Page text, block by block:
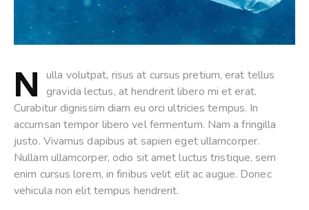
N ulla volutpat, risus at cursus pretium, erat tellus
gravida lectus, at hendrerit libero mi et erat.
Curabitur dignissim diam eu orci ultricies tempus. In
accumsan tempor libero vel fermentum. Nam a fringilla
justo. Vivamus dapibus at sapien eget ullamcorper.
Nullam ullamcorper, odio sit amet luctus tristique, sem
enim cursus lorem, in finibus velit elit ac augue. Donec
vehicula non elit tempus hendrerit.